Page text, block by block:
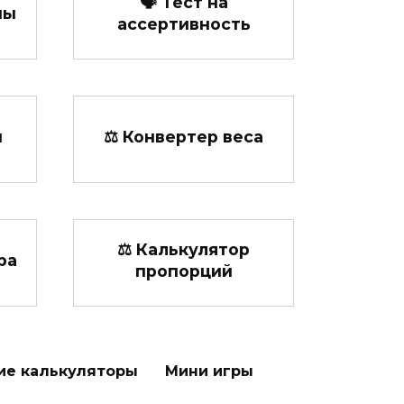
ассертивность
⚖️ Конвертер веса
⚖ Калькулятор
пропорций
калькуляторы Мини игры